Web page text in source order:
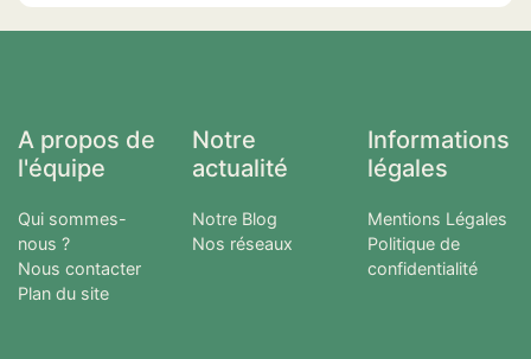
A propos de
l'équipe
Qui sommes-
nous ?
Nous contacter
Plan du site
Notre
actualité
Notre Blog
Nos réseaux
Informations
légales
Mentions Légales
Politique de
confidentialité